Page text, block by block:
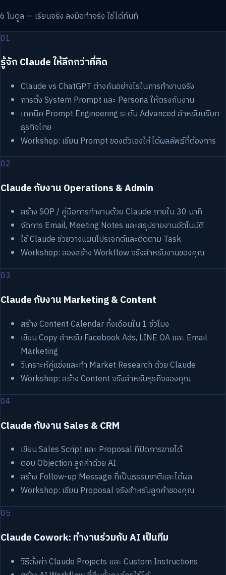
6 โมดูล — เรียนจริง ลงมือทำจริง ใช้ได้ทันที
01
รู้จัก Claude ให้ลึกกว่าที่คิด
Claude vs ChatGPT ต่างกันอย่างไรในการทำงานจริง
การตั้ง System Prompt และ Persona ให้ตรงกับงาน
เทคนิค Prompt Engineering ระดับ Advanced สำหรับบริบท
ธุรกิจไทย
Workshop: เขียน Prompt ของตัวเองให้ได้ผลลัพธ์ที่ต้องการ
02
Claude กับงาน Operations & Admin
สร้าง SOP / คู่มือการทำงานด้วย Claude ภายใน 30 นาที
จัดการ Email, Meeting Notes และสรุปรายงานอัตโนมัติ
ใช้ Claude ช่วยวางแผนโปรเจกต์และติดตาม Task
Workshop: ลองสร้าง Workflow จริงสำหรับงานของคุณ
03
Claude กับงาน Marketing & Content
สร้าง Content Calendar ทั้งเดือนใน 1 ชั่วโมง
เขียน Copy สำหรับ Facebook Ads, LINE OA และ Email
Marketing
วิเคราะห์คู่แข่งและทำ Market Research ด้วย Claude
Workshop: สร้าง Content จริงสำหรับธุรกิจของคุณ
04
Claude กับงาน Sales & CRM
เขียน Sales Script และ Proposal ที่ปิดการขายได้
ตอบ Objection ลูกค้าด้วย AI
สร้าง Follow-up Message ที่เป็นธรรมชาติและได้ผล
Workshop: เขียน Proposal จริงสำหรับลูกค้าของคุณ
05
Claude Cowork: ทำงานร่วมกับ AI เป็นทีม
วิธีตั้งค่า Claude Projects และ Custom Instructions